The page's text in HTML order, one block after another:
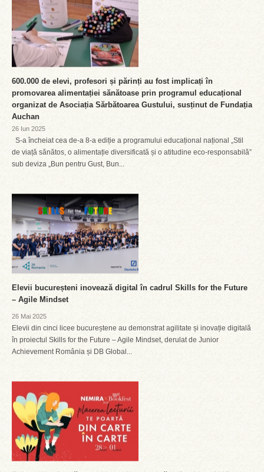
600.000 de elevi, profesori și părinți au fost implicați în
promovarea alimentației sănătoase prin programul educațional
organizat de Asociația Sărbătoarea Gustului, susținut de Fundația
Auchan
26 Iun 2025
S-a încheiat cea de-a 8-a ediție a programului educațional național „Stil
de viață sănătos, o alimentație diversificată și o atitudine eco-responsabilă”
sub deviza „Bun pentru Gust, Bun...
Elevii bucureșteni inovează digital în cadrul Skills for the Future
– Agile Mindset
26 Mai 2025
Elevii din cinci licee bucureștene au demonstrat agilitate și inovație digitală
în proiectul Skills for the Future – Agile Mindset, derulat de Junior
Achievement România și DB Global...